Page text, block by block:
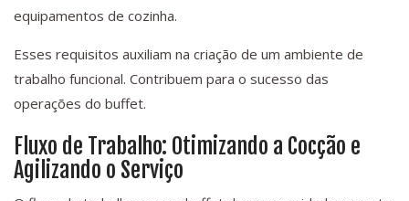
equipamentos de cozinha.
Esses requisitos auxiliam na criação de um ambiente de
trabalho funcional. Contribuem para o sucesso das
operações do buffet.
Fluxo de Trabalho: Otimizando a Cocção e
Agilizando o Serviço